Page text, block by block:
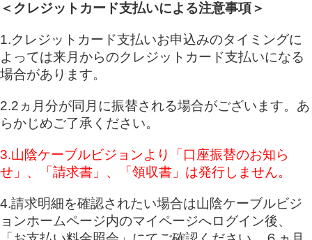
＜クレジットカード支払いによる注意事項＞
1.クレジットカード支払いお申込みのタイミングに
よっては来月からのクレジットカード支払いになる
場合があります。
2.2ヵ月分が同月に振替される場合がございます。あ
らかじめご了承ください。
3.山陰ケーブルビジョンより「口座振替のお知ら
せ」、「請求書」、「領収書」は発行しません。
4.請求明細を確認されたい場合は山陰ケーブルビジ
ョンホームページ内のマイページへログイン後、